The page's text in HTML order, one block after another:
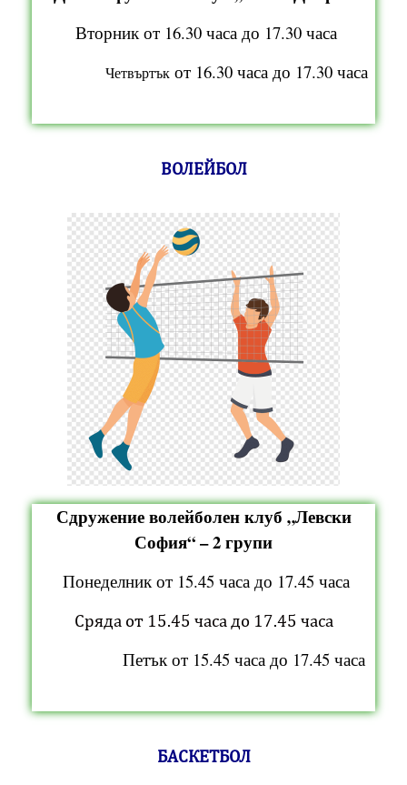
Вторник от 16.30 часа до 17.30 часа
Четвъртък от 16.30 часа до 17.30 часа
ВОЛЕЙБОЛ
Сдружение волейболен клуб „Левски
София“ – 2 групи
Понеделник от 15.45 часа до 17.45 часа
Сряда от 15.45 часа до 17.45 часа
Петък от 15.45 часа до 17.45 часа
БАСКЕТБОЛ